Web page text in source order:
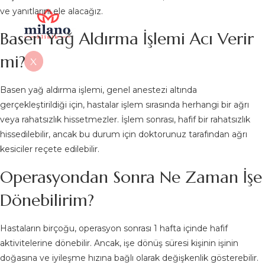
X
ve yanıtlarını ele alacağız.
Basen Yağ Aldırma İşlemi Acı Verir
mi?
Basen yağ aldırma işlemi, genel anestezi altında
gerçekleştirildiği için, hastalar işlem sırasında herhangi bir ağrı
veya rahatsızlık hissetmezler. İşlem sonrası, hafif bir rahatsızlık
hissedilebilir, ancak bu durum için doktorunuz tarafından ağrı
kesiciler reçete edilebilir.
Operasyondan Sonra Ne Zaman İşe
Dönebilirim?
Hastaların birçoğu, operasyon sonrası 1 hafta içinde hafif
aktivitelerine dönebilir. Ancak, işe dönüş süresi kişinin işinin
doğasına ve iyileşme hızına bağlı olarak değişkenlik gösterebilir.